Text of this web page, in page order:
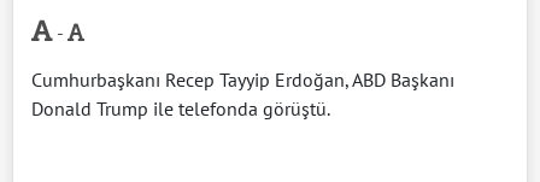
-
Cumhurbaşkanı Recep Tayyip Erdoğan, ABD Başkanı
Donald Trump ile telefonda görüştü.